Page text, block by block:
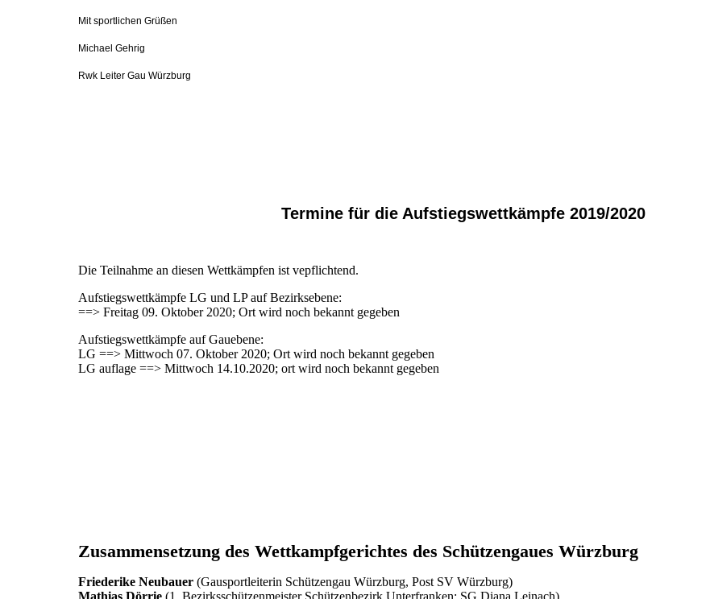
Mit sportlichen Grüßen
Michael Gehrig
Rwk Leiter Gau Würzburg
Termine für die Aufstiegswettkämpfe 2019/2020
Die Teilnahme an diesen Wettkämpfen ist vepflichtend.
Aufstiegswettkämpfe LG und LP auf Bezirksebene:
==> Freitag 09. Oktober 2020; Ort wird noch bekannt gegeben
Aufstiegswettkämpfe auf Gauebene:
LG ==> Mittwoch 07. Oktober 2020; Ort wird noch bekannt gegeben
LG auflage ==> Mittwoch 14.10.2020; ort wird noch bekannt gegeben
Zusammensetzung des Wettkampfgerichtes des Schützengaues Würzburg
Friederike Neubauer (Gausportleiterin Schützengau Würzburg, Post SV Würzburg)
Mathias Dörrie (1. Bezirksschützenmeister Schützenbezirk Unterfranken; SG Diana Leinach)